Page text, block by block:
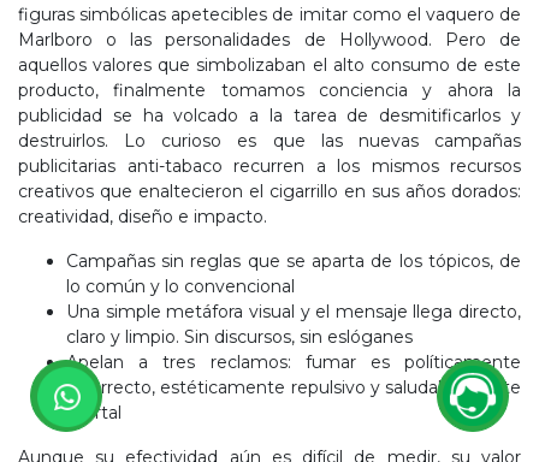
figuras simbólicas apetecibles de imitar como el vaquero de
Marlboro o las personalidades de Hollywood. Pero de
aquellos valores que simbolizaban el alto consumo de este
producto, finalmente tomamos conciencia y ahora la
publicidad se ha volcado a la tarea de desmitificarlos y
destruirlos. Lo curioso es que las nuevas campañas
publicitarias anti-tabaco recurren a los mismos recursos
creativos que enaltecieron el cigarrillo en sus años dorados:
creatividad, diseño e impacto.
Campañas sin reglas que se aparta de los tópicos, de
lo común y lo convencional
Una simple metáfora visual y el mensaje llega directo,
claro y limpio. Sin discursos, sin eslóganes
Apelan a tres reclamos: fumar es políticamente
incorrecto, estéticamente repulsivo y saludablemente
mortal
Aunque su efectividad aún es difícil de medir, su valor